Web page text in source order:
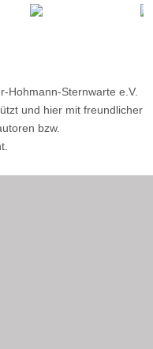
Hohmann-Sternwarte e.V.
und hier mit freundlicher
bzw.